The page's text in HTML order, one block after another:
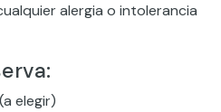
alergia o intolerancia
elegir)